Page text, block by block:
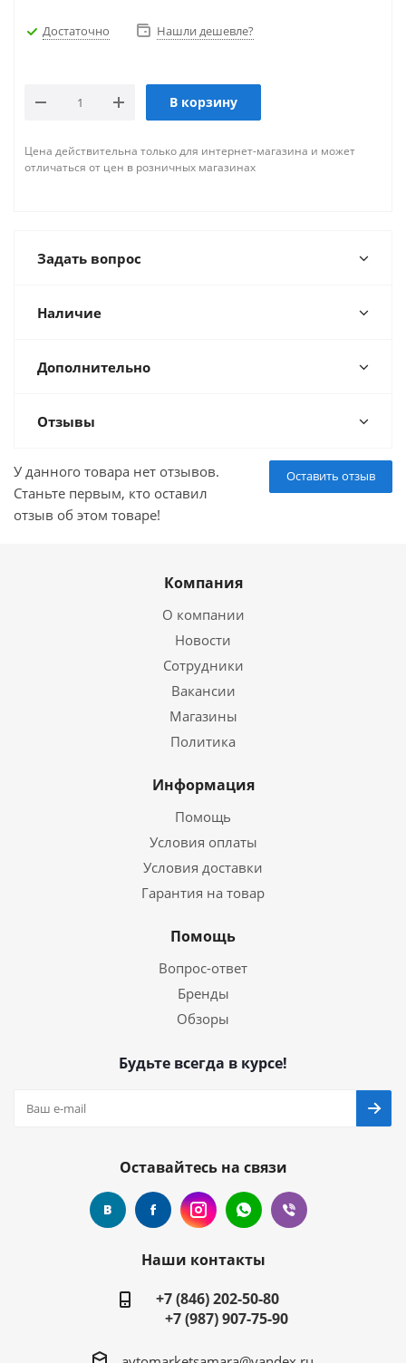
Достаточно Нашли дешевле?
В корзину
Цена действительна только для интернет-магазина и может
отличаться от цен в розничных магазинах
Задать вопрос
Наличие
Дополнительно
Отзывы
Оставить отзыв
У данного товара нет отзывов.
Станьте первым, кто оставил
отзыв об этом товаре!
Компания
О компании
Новости
Сотрудники
Вакансии
Магазины
Политика
Информация
Помощь
Условия оплаты
Условия доставки
Гарантия на товар
Помощь
Вопрос-ответ
Бренды
Обзоры
Будьте всегда в курсе!
Оставайтесь на связи
Наши контакты
+7 (846) 202-50-80
+7 (987) 907-75-90